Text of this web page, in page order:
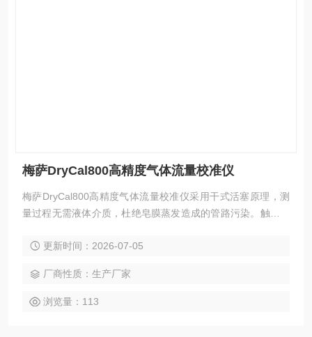
梅萨DryCal800高精度气体流量校准仪
梅萨DryCal800高精度气体流量校准仪采用干式活塞原理，测
量过程无需液体介质，杜绝皂膜蒸发造成的管路污染。触摸屏
系追溯。更新时间：2026-07-05
厂商性质：生产厂家
浏览量：113